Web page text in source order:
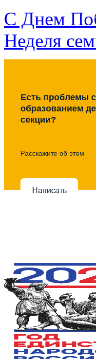
С Днем
Неделя
Есть проблемы
образованием
секции?
Расскажите об этом
Написать